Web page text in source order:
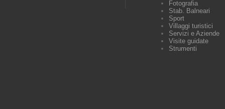
Fotografia
Stab. Balneari
Sport
Villaggi turistici
Servizi e Aziende
Visite guidate
Strumenti